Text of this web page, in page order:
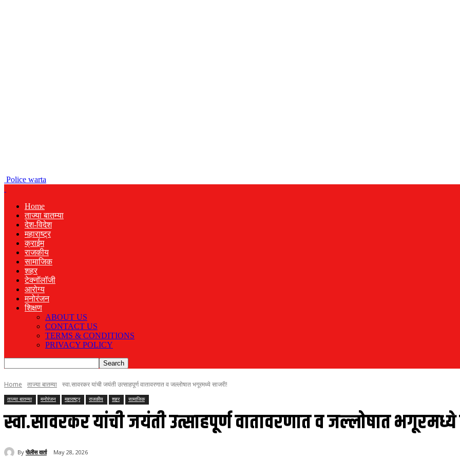
Police warta
Home
ताज्या बातम्या
देश-विदेश
महाराष्ट्र
क्राईम
राजकीय
सामाजिक
शहर
टेक्नॉलॉजी
आरोग्य
मनोरंजन
शिक्षण
ABOUT US
CONTACT US
TERMS & CONDITIONS
PRIVACY POLICY
Home ताज्या बातम्या स्वा.सावरकर यांची जयंती उत्साहपूर्ण वातावरणात व जल्लोषात भगूरमध्ये साजरी!
ताज्या बातम्या मनोरंजन महाराष्ट्र राजकीय शहर सामाजिक
स्वा.सावरकर यांची जयंती उत्साहपूर्ण वातावरणात व जल्लोषात
By पोलीस वार्ता May 28, 2026